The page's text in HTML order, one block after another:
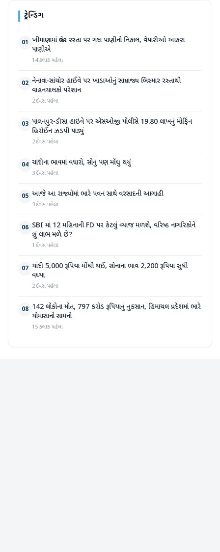
ટ્રેન્ડિંગ
01 ખીમાણામાં જાહેર રસ્તા પર ગંદા પાણીનો નિકાલ, વેપારીઓ આકરા
પાણીએ
14 કલાક પહેલા
02 નેનાવા-સાંચોર હાઈવે પર ખાડાઓનું સામ્રાજ્ય બિસ્માર રસ્તાથી
વાહનચાલકો પરેશાન
2 દિવસ પહેલા
03 પાલનપુર-ડીસા હાઇવે પર એસઓજી પોલીસે 19.80 લાખનું મોર્ફિન
હિરોઈન ઝડપી પાડ્યું
2 દિવસ પહેલા
04 ચાંદીના ભાવમાં વધારો, સોનું પણ મોંઘુ થયું
3 દિવસ પહેલા
05 આજે આ રાજ્યોમાં ભારે પવન સાથે વરસાદની આગાહી
3 દિવસ પહેલા
06 SBI માં 12 મહિનાની FD પર કેટલું વ્યાજ મળશે, વરિષ્ઠ નાગરિકોને
શું લાભ મળે છે?
1 દિવસ પહેલા
07 ચાંદી 5,000 રૂપિયા મોંઘી થઈ, સોનાના ભાવ 2,200 રૂપિયા સુધી
વધ્યા
2 દિવસ પહેલા
08 142 લોકોના મોત, 797 કરોડ રૂપિયાનું નુકસાન, હિમાચલ પ્રદેશમાં ભારે
ચોમાસાનો સામનો
15 કલાક પહેલા